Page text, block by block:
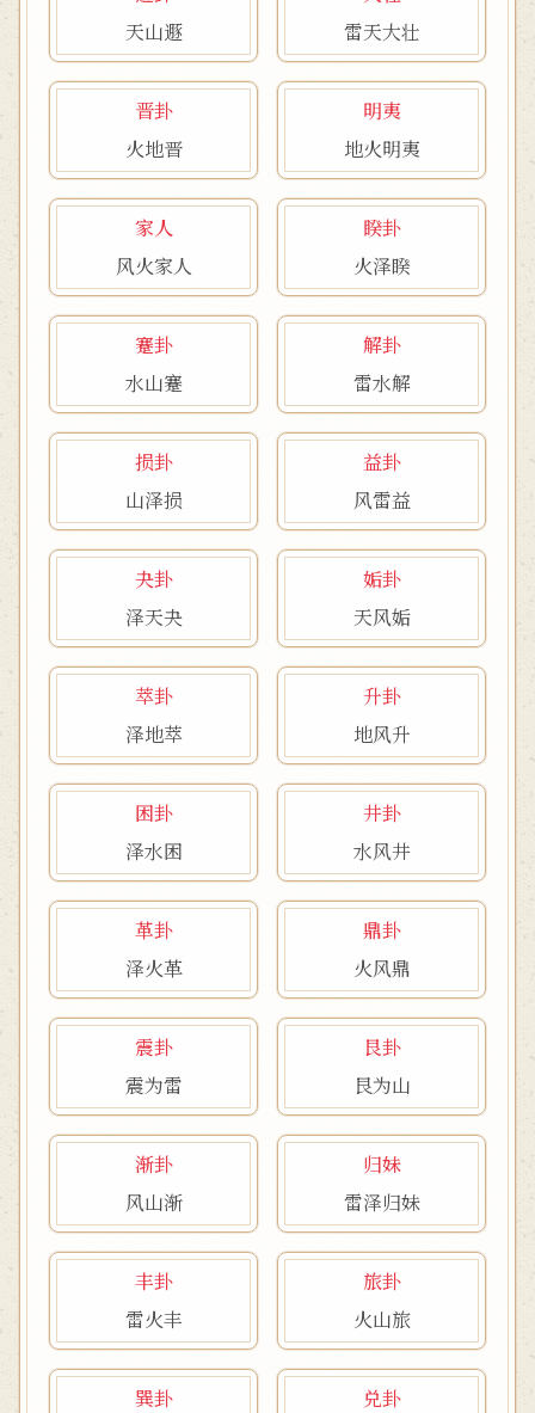
天山遯
雷天大壮
晋卦
火地晋
明夷
地火明夷
家人
风火家人
睽卦
火泽睽
蹇卦
水山蹇
解卦
雷水解
损卦
山泽损
益卦
风雷益
夬卦
泽天夬
姤卦
天风姤
萃卦
泽地萃
升卦
地风升
困卦
泽水困
井卦
水风井
革卦
泽火革
鼎卦
火风鼎
震卦
震为雷
艮卦
艮为山
渐卦
风山渐
归妹
雷泽归妹
丰卦
雷火丰
旅卦
火山旅
巽卦
兑卦